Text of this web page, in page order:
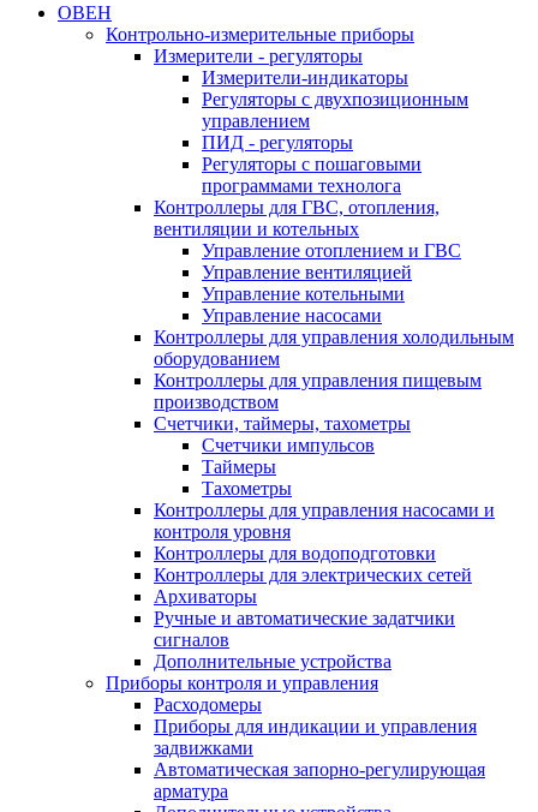
ОВЕН
Контрольно-измерительные приборы
Измерители - регуляторы
Измерители-индикаторы
Регуляторы с двухпозиционным
управлением
ПИД - регуляторы
Регуляторы с пошаговыми
программами технолога
Контроллеры для ГВС, отопления,
вентиляции и котельных
Управление отоплением и ГВС
Управление вентиляцией
Управление котельными
Управление насосами
Контроллеры для управления холодильным
оборудованием
Контроллеры для управления пищевым
производством
Счетчики, таймеры, тахометры
Счетчики импульсов
Таймеры
Тахометры
Контроллеры для управления насосами и
контроля уровня
Контроллеры для водоподготовки
Контроллеры для электрических сетей
Архиваторы
Ручные и автоматические задатчики
сигналов
Дополнительные устройства
Приборы контроля и управления
Расходомеры
Приборы для индикации и управления
задвижками
Автоматическая запорно-регулирующая
арматура